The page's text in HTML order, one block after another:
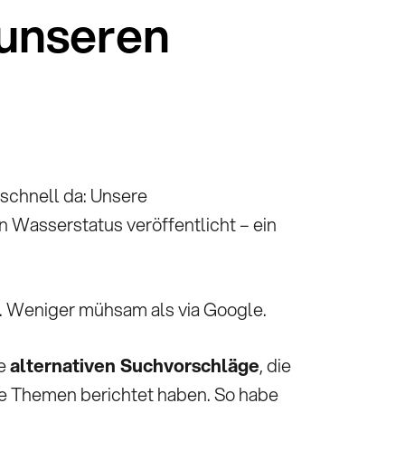
da: Unsere
Wasserstatus veröffentlicht – ein
mühsam als via Google.
alternativen Suchvorschläge, die
berichtet haben. So habe